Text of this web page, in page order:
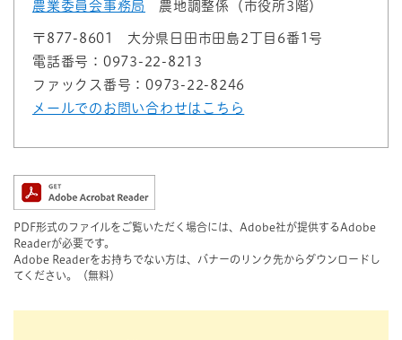
農業委員会事務局 農地調整係（市役所3階）
〒877-8601
大分県日田市田島2丁目6番1号
電話番号：0973-22-8213
ファックス番号：0973-22-8246
メールでのお問い合わせはこちら
PDF形式のファイルをご覧いただく場合には、Adobe社が提供するAdobe
Readerが必要です。
Adobe Readerをお持ちでない方は、バナーのリンク先からダウンロードし
てください。（無料）